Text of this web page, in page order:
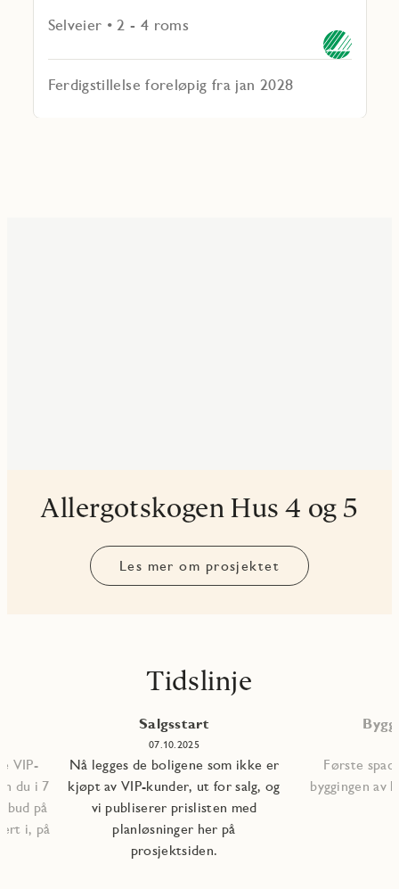
Selveier • 2 - 4 roms
Ferdigstillelse foreløpig fra jan 2028
Allergotskogen Hus 4 og 5
Les mer om prosjektet
Tidslinje
VIP-
du i 7
på
i, på
Salgsstart
07.10.2025
Nå legges de boligene som ikke er
kjøpt av VIP-kunder, ut for salg, og
vi publiserer prislisten med
planløsninger her på
prosjektsiden.
Første
byggingen av